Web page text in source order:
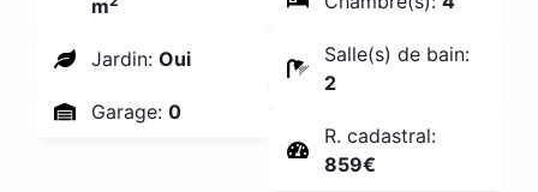
m
Jardin: Oui
Garage: 0
Salle(s) de bain:
2
R. cadastral:
859€